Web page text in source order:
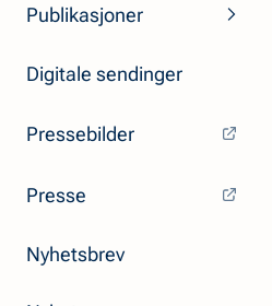
Publikasjoner
Digitale sendinger
Pressebilder
Presse
Nyhetsbrev